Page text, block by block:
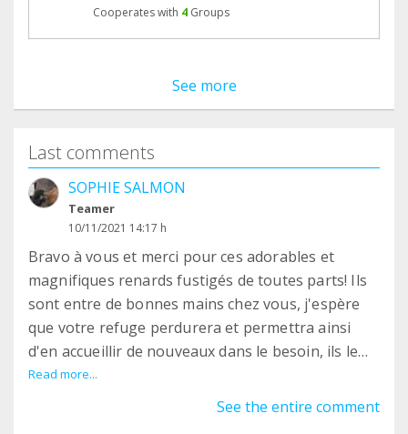
Cooperates with 4 Groups
See more
Last comments
SOPHIE SALMON
Teamer
10/11/2021 14:17 h
Bravo à vous et merci pour ces adorables et
magnifiques renards fustigés de toutes parts! Ils
sont entre de bonnes mains chez vous, j'espère
que votre refuge perdurera et permettra ainsi
d'en accueillir de nouveaux dans le besoin, ils le
méritent. Bonne continuation, de tout cœur avec
Read more...
See the entire comment